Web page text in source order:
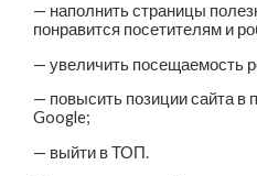
— наполнить страницы
понравится посетителям и
— увеличить посещаемость
— повысить позиции сайта в
Google;
— выйти в ТОП.